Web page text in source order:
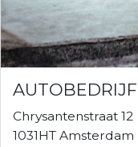
Chrysantenstraat 12
1031HT Amsterdam